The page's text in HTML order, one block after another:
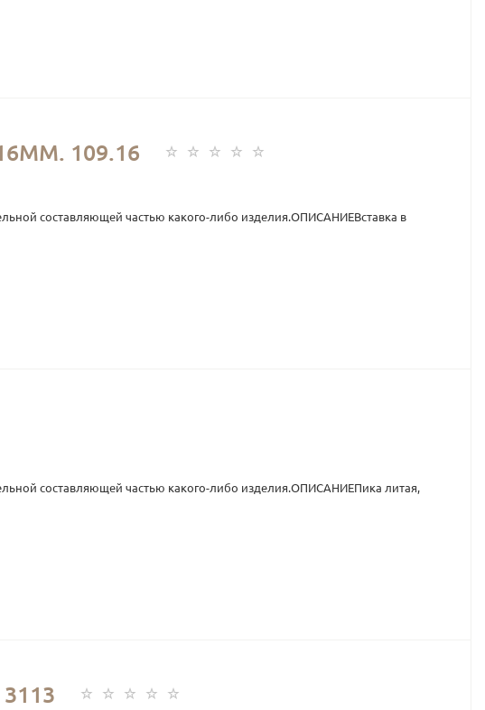
109.16
составляющей частью какого-либо изделия.ОПИСАНИЕВставка в
составляющей частью какого-либо изделия.ОПИСАНИЕПика литая,